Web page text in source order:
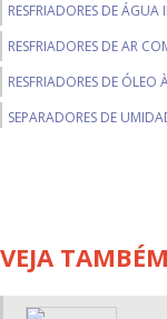
RESFRIADORES DE ÁGUA
RESFRIADORES DE AR
RESFRIADORES DE ÓLEO
SEPARADORES DE
TROCADORES DE
BALÕES SEPARADORES
VEJA